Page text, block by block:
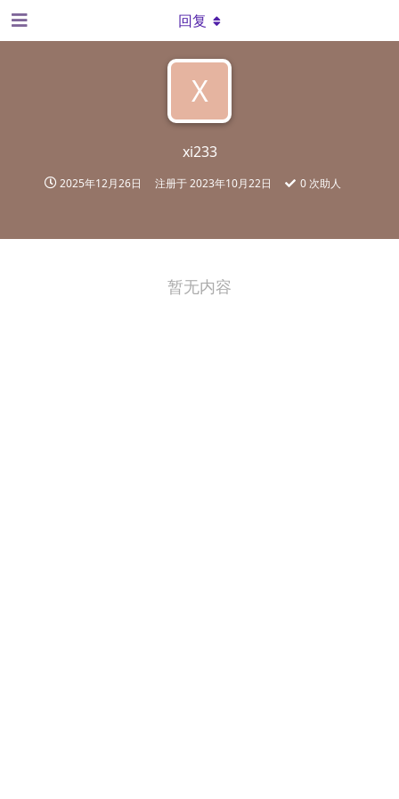
X
xi233
2025年12月26日 注册于2023年10月22日 0 次助人
回复
暂无内容